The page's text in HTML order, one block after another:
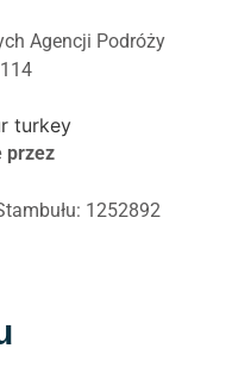
Agencji Podróży
przez
1252892